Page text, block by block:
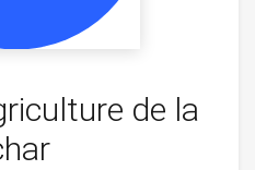
de la